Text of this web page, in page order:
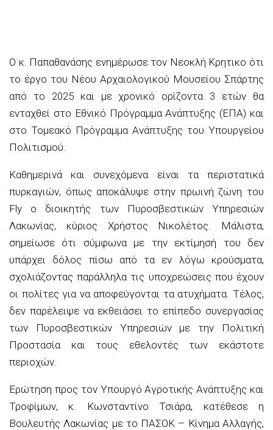
Ο κ. Παπαθανάσης ενημέρωσε τον Νεοκλή Κρητικο ότι
το έργο του Νέου Αρχαιολογικού Μουσείου Σπάρτης
από το 2025 και με χρονικό ορίζοντα 3 ετών θα
ενταχθεί στο Εθνικό Πρόγραμμα Ανάπτυξης (ΕΠΑ) και
στο Τομεακό Πρόγραμμα Ανάπτυξης του Υπουργείου
Πολιτισμού.
Καθημερινά και συνεχόμενα είναι τα περιστατικά
πυρκαγιών, όπως αποκάλυψε στην πρωινή ζώνη του
Fly ο διοικητής των Πυροσβεστικών Υπηρεσιών
Λακωνίας, κύριος Χρήστος Νικολέτος. Μάλιστα,
σημείωσε ότι σύμφωνα με την εκτίμησή του δεν
υπάρχει δόλος πίσω από τα εν λόγω κρούσματα,
σχολιάζοντας παράλληλα τις υποχρεώσεις που έχουν
οι πολίτες για να αποφεύγονται τα ατυχήματα. Τέλος,
δεν παρέλειψε να εκθειάσει το επίπεδο συνεργασίας
των Πυροσβεστικών Υπηρεσιών με την Πολιτική
Προστασία και τους εθελοντές των εκάστοτε
περιοχών.
Ερώτηση προς τον Υπουργό Αγροτικής Ανάπτυξης και
Τροφίμων, κ. Κωνσταντίνο Τσιάρα, κατέθεσε η
Βουλευτής Λακωνίας με το ΠΑΣΟΚ – Κίνημα Αλλαγής,